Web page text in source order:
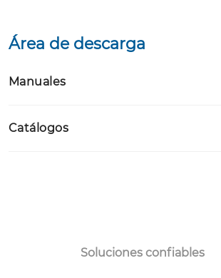
Área de descarga
Manuales
Catálogos
Soluciones confiables